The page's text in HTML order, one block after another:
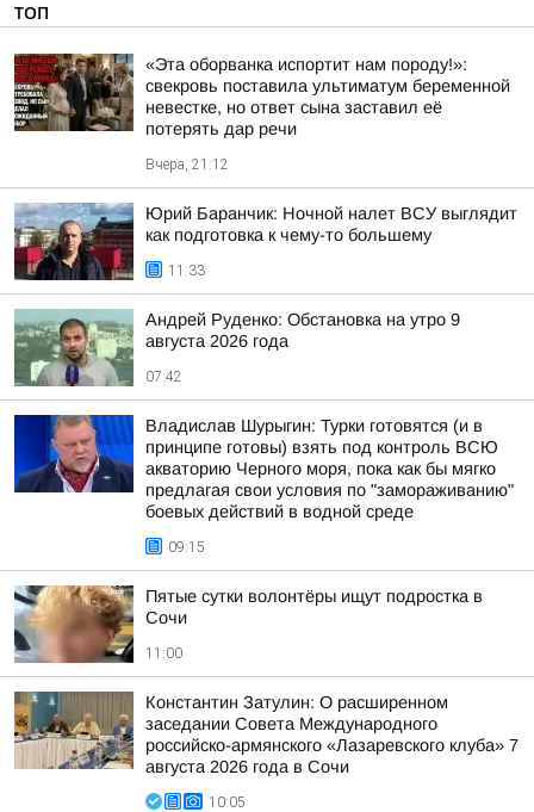
ТОП
«Эта оборванка испортит нам породу!»:
свекровь поставила ультиматум беременной
невестке, но ответ сына заставил её
потерять дар речи
Вчера, 21:12
Юрий Баранчик: Ночной налет ВСУ выглядит
как подготовка к чему-то большему
11:33
Андрей Руденко: Обстановка на утро 9
августа 2026 года
07:42
Владислав Шурыгин: Турки готовятся (и в
принципе готовы) взять под контроль ВСЮ
акваторию Черного моря, пока как бы мягко
предлагая свои условия по "замораживанию"
боевых действий в водной среде
09:15
Пятые сутки волонтёры ищут подростка в
Сочи
11:00
Константин Затулин: О расширенном
заседании Совета Международного
российско-армянского «Лазаревского клуба» 7
августа 2026 года в Сочи
10:05